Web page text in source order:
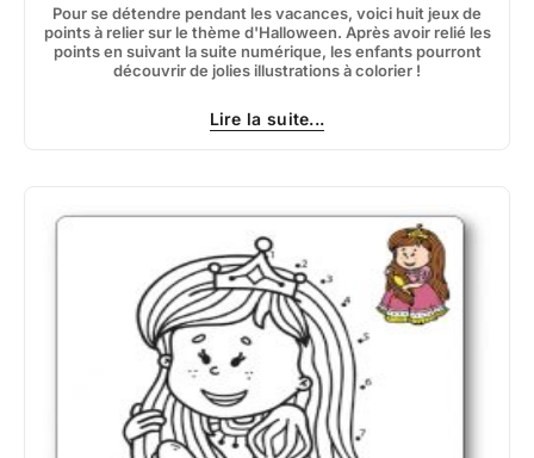
Pour se détendre pendant les vacances, voici huit jeux de
points à relier sur le thème d'Halloween. Après avoir relié les
points en suivant la suite numérique, les enfants pourront
découvrir de jolies illustrations à colorier !
Lire la suite...